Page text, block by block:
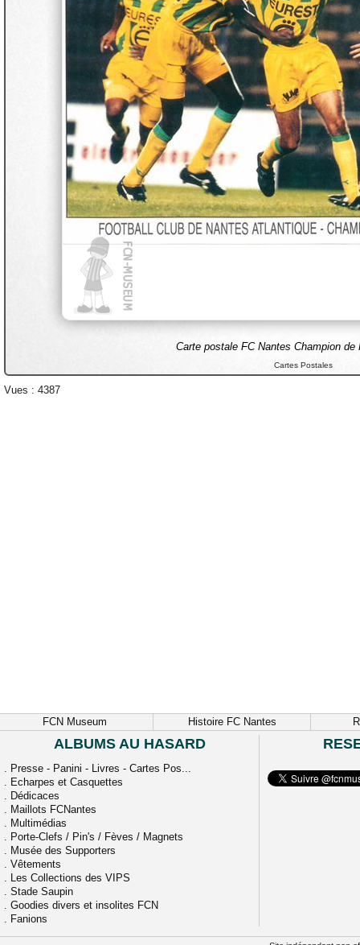
Carte postale FC Nantes Champion de
Cartes Postales
Vues : 4387
FCN Museum Histoire FC Nantes
ALBUMS AU HASARD
. Presse - Panini - Livres - Cartes Pos...
. Echarpes et Casquettes
. Dédicaces
. Maillots FCNantes
. Multimédias
. Porte-Clefs / Pin's / Fèves / Magnets
. Musée des Supporters
. Vêtements
. Les Collections des VIPS
. Stade Saupin
. Goodies divers et insolites FCN
. Fanions